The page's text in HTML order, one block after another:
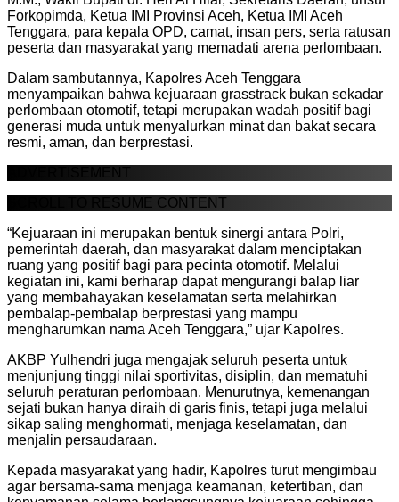
Forkopimda, Ketua IMI Provinsi Aceh, Ketua IMI Aceh
Tenggara, para kepala OPD, camat, insan pers, serta ratusan
peserta dan masyarakat yang memadati arena perlombaan.
Dalam sambutannya, Kapolres Aceh Tenggara
menyampaikan bahwa kejuaraan grasstrack bukan sekadar
perlombaan otomotif, tetapi merupakan wadah positif bagi
generasi muda untuk menyalurkan minat dan bakat secara
resmi, aman, dan berprestasi.
ADVERTISEMENT
SCROLL TO RESUME CONTENT
“Kejuaraan ini merupakan bentuk sinergi antara Polri,
pemerintah daerah, dan masyarakat dalam menciptakan
ruang yang positif bagi para pecinta otomotif. Melalui
kegiatan ini, kami berharap dapat mengurangi balap liar
yang membahayakan keselamatan serta melahirkan
pembalap-pembalap berprestasi yang mampu
mengharumkan nama Aceh Tenggara,” ujar Kapolres.
AKBP Yulhendri juga mengajak seluruh peserta untuk
menjunjung tinggi nilai sportivitas, disiplin, dan mematuhi
seluruh peraturan perlombaan. Menurutnya, kemenangan
sejati bukan hanya diraih di garis finis, tetapi juga melalui
sikap saling menghormati, menjaga keselamatan, dan
menjalin persaudaraan.
Kepada masyarakat yang hadir, Kapolres turut mengimbau
agar bersama-sama menjaga keamanan, ketertiban, dan